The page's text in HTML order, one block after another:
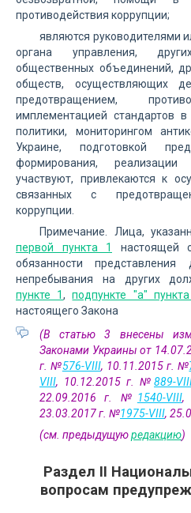
противодействия коррупции;
являются руководителями
органа управления,
общественных объединений,
обществ, осуществляющих
предотвращением,
имплементацией стандартов
политики, мониторингом
Украине, подготовкой
формирования,
участвуют, привлекаются к
связанных с
коррупции.
Примечание. Лица,
первой пункта 1
настоящей
обязанности
непребывания на других
пункте 1,подпункте "а"
настоящего Закона
(В статью 3 внесены
Законами Украины от
г. №576-VIII, 10.11.2015 г. №
VIII, 10.12.2015 г. № 889-
22.09.2016 г. № 1540-VIII,
23.03.2017 г. №1975-VIII,
(см. предыдущуюредакцию)
Раздел II
вопросам